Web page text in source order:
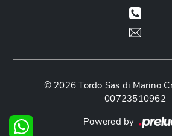
© 2026 Tordo Sas di Marino
00723510962
Powered by